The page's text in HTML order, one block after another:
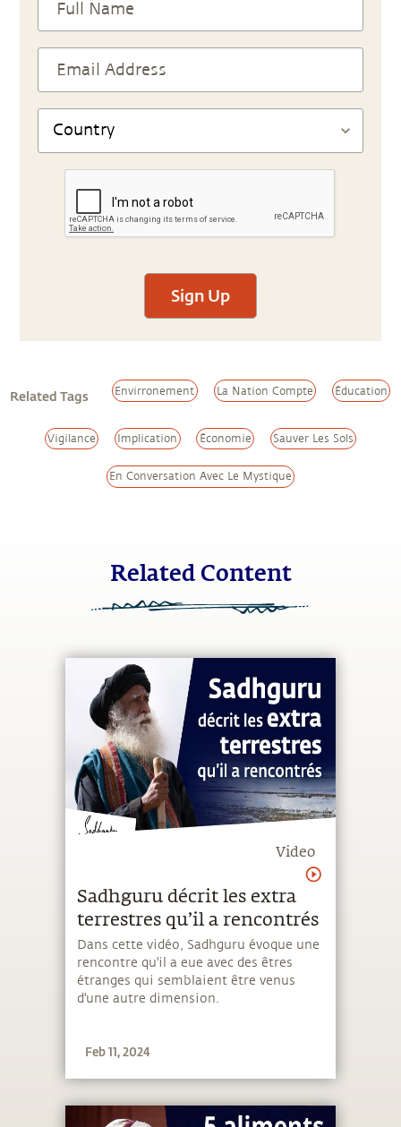
Sign Up
Related Tags Envirronement La Nation Compte Éducation
Vigilance Implication Économie Sauver Les Sols
En Conversation Avec Le Mystique
Related Content
Video
Sadhguru décrit les extra
terrestres qu’il a rencontrés
Dans cette vidéo, Sadhguru évoque une
rencontre qu'il a eue avec des êtres
étranges qui semblaient être venus
d'une autre dimension.
Feb 11, 2024